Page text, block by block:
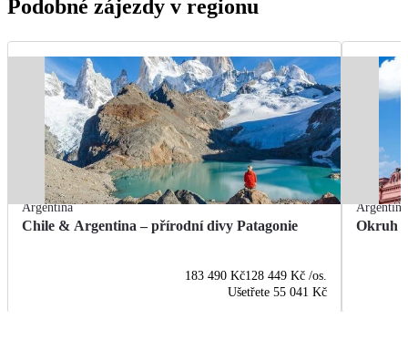
Podobné zájezdy v regionu
Argentina
Chile & Argentina – přírodní divy Patagonie
183 490 Kč128 449 Kč /os.
Ušetřete 55 041 Kč
Argentina
Okruh